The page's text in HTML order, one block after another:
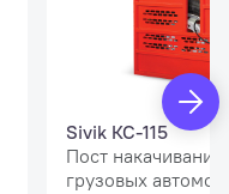
Sivik КС-115
Пост
грузовых